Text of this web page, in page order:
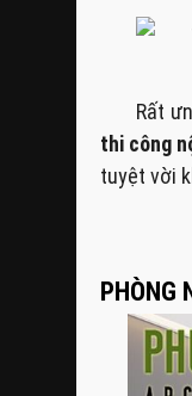
Rất
thi công
tuyệt vời
PHÒNG